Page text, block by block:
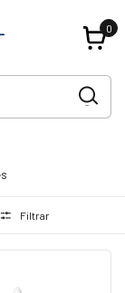
0
Filtrar